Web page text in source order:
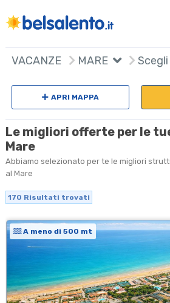
VACANZE MARE
APRI MAPPA
Le migliori offerte per le
Mare
Abbiamo selezionato per te le migliori
al Mare
170 Risultati trovati
A meno di 500 mt
+